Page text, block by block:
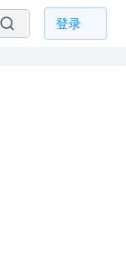
登录